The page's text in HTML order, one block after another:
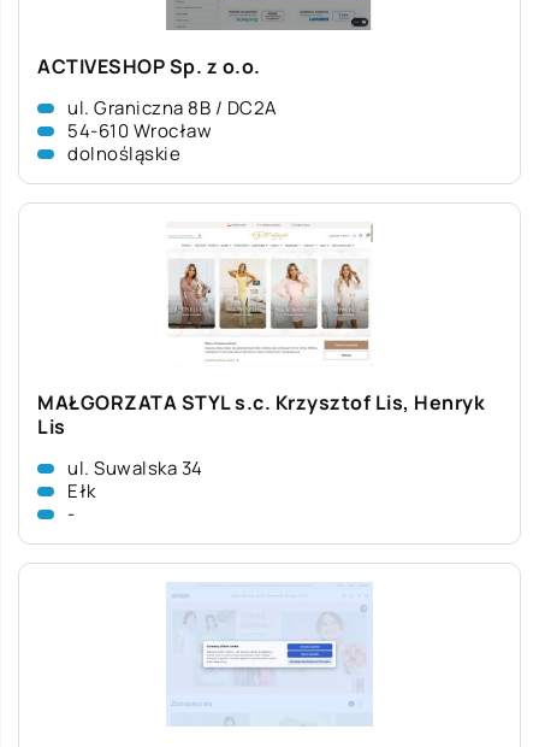
ACTIVESHOP Sp. z o.o.
ul. Graniczna 8B / DC2A
54-610 Wrocław
dolnośląskie
MAŁGORZATA STYL s.c. Krzysztof Lis, Henryk
Lis
ul. Suwalska 34
Ełk
-